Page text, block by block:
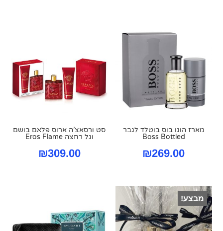
מארז הוגו בוס בוטלד לגבר
Boss Bottled
₪269.00
סט ורסאצ’ה ארוס פלאם בושם
וגל רחצה Eros Flame
₪309.00
מבצע!